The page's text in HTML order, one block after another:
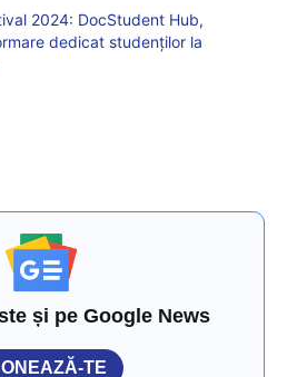
2024: DocStudent Hub,
dedicat studenților la
și pe Google News
TE